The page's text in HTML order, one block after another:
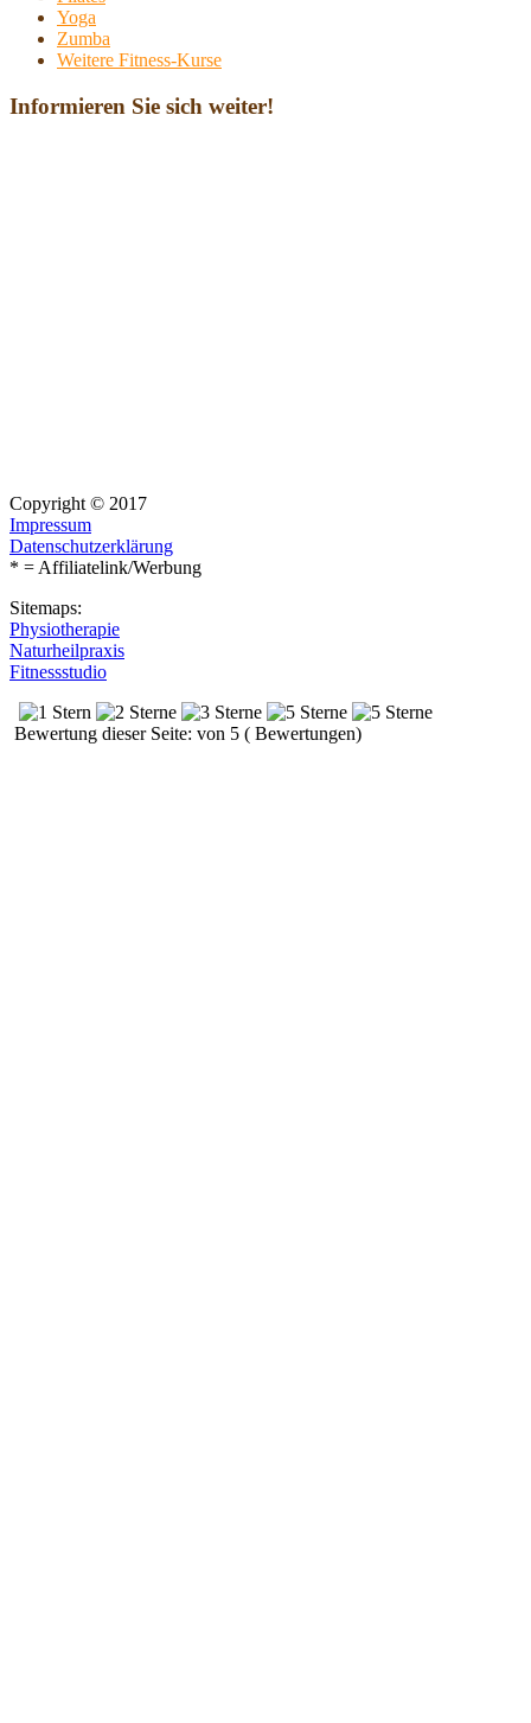
Yoga
Zumba
Weitere Fitness-Kurse
Informieren Sie sich weiter!
Copyright © 2017
Impressum
Datenschutzerklärung
* = Affiliatelink/Werbung
Sitemaps:
Physiotherapie
Naturheilpraxis
Fitnessstudio
Bewertung dieser Seite: von 5 ( Bewertungen)